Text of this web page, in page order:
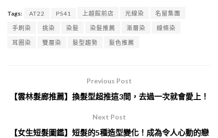
Tags: AT22 PS41 上越館前店 光線染
名留集團
手刷染
挑染 染髮 染髮推薦 漸層染
線條染
耳圈染
雙層染 髮型趨勢 髮色推薦
Previous Post
【雲林髮廊推薦】換髮型超推這3間，去過一次就會愛上！
Next Post
【女生短髮圖鑑】短髮的5種造型變化！成為令人心動的戀